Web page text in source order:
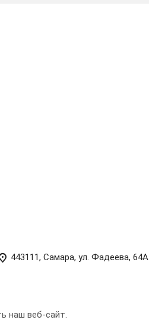
443111, Самара, ул. Фадеева, 64А
наш веб-сайт.